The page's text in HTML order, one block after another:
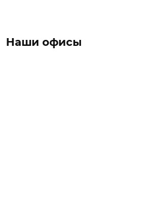
Наши офисы